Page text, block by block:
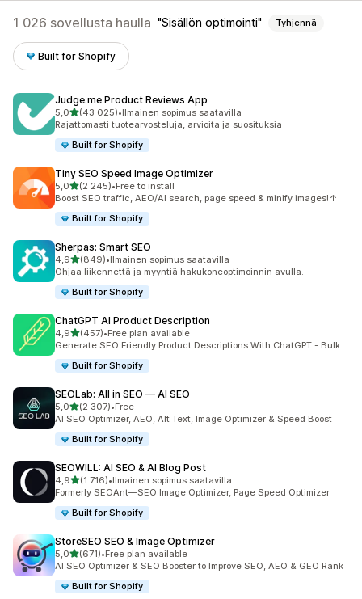
1 026 sovellusta haulla Sisällön optimointi Tyhjennä
Built for Shopify
Judge.me Product Reviews App
5,0/ 5 tähteä
(43 025)
43025 arvostelua yhteensä
•Ilmainen sopimus saatavilla
Rajattomasti tuotearvosteluja, arvioita ja suosituksia
Built for Shopify
Tiny SEO Speed Image Optimizer
5,0/ 5 tähteä
(2 245)
2245 arvostelua yhteensä
•Free to install
Boost SEO traffic, AEO/AI search, page speed & minify images!↑
Built for Shopify
Sherpas: Smart SEO
4,9/ 5 tähteä
(849)
849 arvostelua yhteensä
•Ilmainen sopimus saatavilla
Ohjaa liikennettä ja myyntiä hakukoneoptimoinnin avulla.
Built for Shopify
ChatGPT AI Product Description
4,9/ 5 tähteä
(457)
457 arvostelua yhteensä
•Free plan available
Generate SEO Friendly Product Descriptions With ChatGPT - Bulk
Built for Shopify
SEOLab: All in SEO — AI SEO
5,0/ 5 tähteä
(2 307)
2307 arvostelua yhteensä
•Free
AI SEO Optimizer, AEO, Alt Text, Image Optimizer & Speed Boost
Built for Shopify
SEOWILL: AI SEO & AI Blog Post
4,9/ 5 tähteä
(1 716)
1716 arvostelua yhteensä
•Ilmainen sopimus saatavilla
Formerly SEOAnt—SEO Image Optimizer, Page Speed Optimizer
Built for Shopify
StoreSEO SEO & Image Optimizer
5,0/ 5 tähteä
(671)
671 arvostelua yhteensä
•Free plan available
AI SEO Optimizer & SEO Booster to Improve SEO, AEO & GEO Rank
Built for Shopify